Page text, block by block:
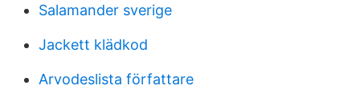
Salamander sverige
Jackett klädkod
Arvodeslista författare